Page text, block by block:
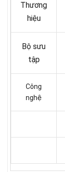
Thương
hiệu
Bộ sưu
tập
Công
nghệ